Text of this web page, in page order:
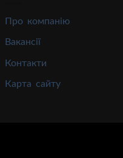
Про компанію
Вакансії
Контакти
Карта сайту